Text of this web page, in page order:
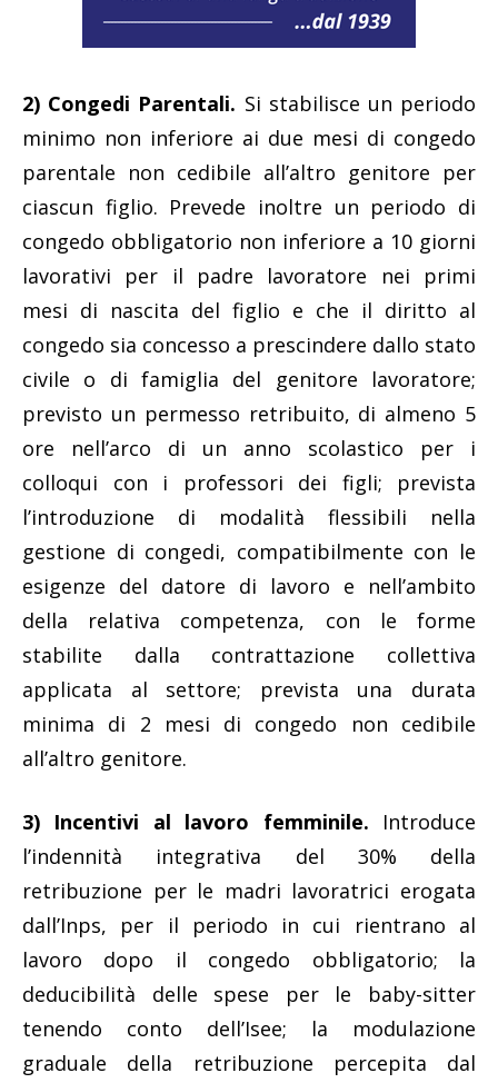
2) Congedi Parentali. Si stabilisce un periodo
minimo non inferiore ai due mesi di congedo
parentale non cedibile all’altro genitore per
ciascun figlio. Prevede inoltre un periodo di
congedo obbligatorio non inferiore a 10 giorni
lavorativi per il padre lavoratore nei primi
mesi di nascita del figlio e che il diritto al
congedo sia concesso a prescindere dallo stato
civile o di famiglia del genitore lavoratore;
previsto un permesso retribuito, di almeno 5
ore nell’arco di un anno scolastico per i
colloqui con i professori dei figli; prevista
l’introduzione di modalità flessibili nella
gestione di congedi, compatibilmente con le
esigenze del datore di lavoro e nell’ambito
della relativa competenza, con le forme
stabilite dalla contrattazione collettiva
applicata al settore; prevista una durata
minima di 2 mesi di congedo non cedibile
all’altro genitore.
3) Incentivi al lavoro femminile. Introduce
l’indennità integrativa del 30% della
retribuzione per le madri lavoratrici erogata
dall’Inps, per il periodo in cui rientrano al
lavoro dopo il congedo obbligatorio; la
deducibilità delle spese per le baby-sitter
tenendo conto dell’Isee; la modulazione
graduale della retribuzione percepita dal